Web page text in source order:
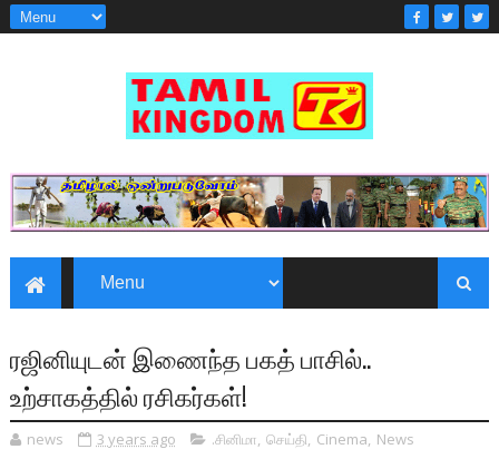
ரஜினியுடன் இணைந்த பகத் பாசில்..
உற்சாகத்தில் ரசிகர்கள்!
news 3 years ago .சினிமா, செய்தி, Cinema, News